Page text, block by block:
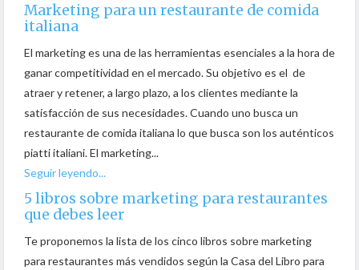
Marketing para un restaurante de comida
italiana
El marketing es una de las herramientas esenciales a la hora de
ganar competitividad en el mercado. Su objetivo es el de
atraer y retener, a largo plazo, a los clientes mediante la
satisfacción de sus necesidades. Cuando uno busca un
restaurante de comida italiana lo que busca son los auténticos
piatti italiani. El marketing...
Seguir leyendo...
5 libros sobre marketing para restaurantes
que debes leer
Te proponemos la lista de los cinco libros sobre marketing
para restaurantes más vendidos según la Casa del Libro para